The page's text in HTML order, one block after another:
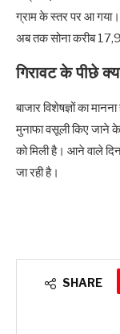
ग्राम के स्तर पर आ
अब तक सोना करीब
गिरावट के पीछे
बाजार विशेषज्ञों का
मुनाफा वसूली किए जाने
को मिली है। आने वाले
जा रही है।
SHARE